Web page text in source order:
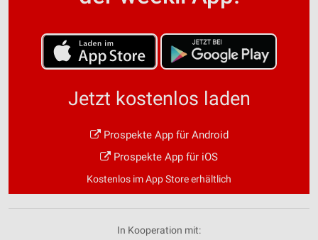
Jetzt kostenlos laden
Prospekte App für Android
Prospekte App für iOS
Kostenlos im App Store erhältlich
In Kooperation mit: